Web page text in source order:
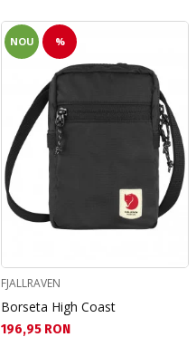
NOU %
FJALLRAVEN
Borseta High Coast
Текуща цена:
196,95 RON